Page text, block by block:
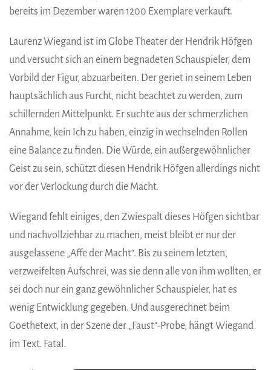
bereits im Dezember waren 1200 Exemplare verkauft.
Laurenz Wiegand ist im Globe Theater der Hendrik Höfgen
und versucht sich an einem begnadeten Schauspieler, dem
Vorbild der Figur, abzuarbeiten. Der geriet in seinem Leben
hauptsächlich aus Furcht, nicht beachtet zu werden, zum
schillernden Mittelpunkt. Er suchte aus der schmerzlichen
Annahme, kein Ich zu haben, einzig in wechselnden Rollen
eine Balance zu finden. Die Würde, ein außergewöhnlicher
Geist zu sein, schützt diesen Hendrik Höfgen allerdings nicht
vor der Verlockung durch die Macht.
Wiegand fehlt einiges, den Zwiespalt dieses Höfgen sichtbar
und nachvollziehbar zu machen, meist bleibt er nur der
ausgelassene „Affe der Macht“. Bis zu seinem letzten,
verzweifelten Aufschrei, was sie denn alle von ihm wollten, er
sei doch nur ein ganz gewöhnlicher Schauspieler, hat es
wenig Entwicklung gegeben. Und ausgerechnet beim
Goethetext, in der Szene der „Faust“-Probe, hängt Wiegand
im Text. Fatal.